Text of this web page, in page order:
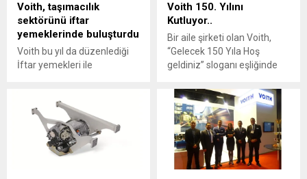
Voith, taşımacılık
sektörünü iftar
yemeklerinde buluşturdu
Voith bu yıl da düzenlediği
İftar yemekleri ile
araya gelmenin
mutluluğunu yaşadı.
Voith 150. Yılını
Kutluyor..
Bir aile şirketi olan Voith,
“Gelecek 150 Yıla Hoş
geldiniz” sloganı eşliğinde